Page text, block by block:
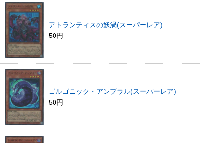
アトランティスの妖渦(スーパーレア)
50円
ゴルゴニック・アンブラル(スーパーレア)
50円